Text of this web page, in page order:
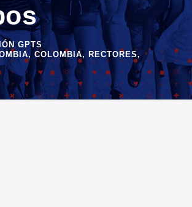
GPTS
, COLOMBIA, RECTORES,